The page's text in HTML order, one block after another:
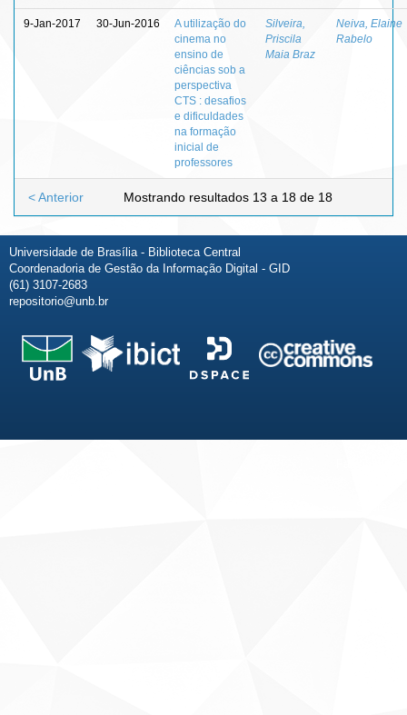
9-Jan-2017 30-Jun-2016
A utilização do
cinema no
ensino de
ciências sob a
perspectiva
CTS : desafios
e dificuldades
na formação
inicial de
professores
Silveira,
Priscila
Maia Braz
Neiva, Elaine
Rabelo
Mostrando resultados 13 a 18 de 18
< Anterior
Universidade de Brasília - Biblioteca Central
Coordenadoria de Gestão da Informação Digital - GID
(61) 3107-2683
repositorio@unb.br